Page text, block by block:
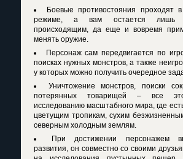
Боевые противостояния проходят в
режиме, а вам остается лишь
происходящим, да еще и вовремя
менять оружие.
Персонаж сам передвигается по
поисках нужных монстров, а также
у которых можно получить очередное
Уничтожение монстров, поиски
потерянных товарищей – все это
исследованию масштабного мира, где
цветущим тропикам, сухим
северным холодным землям.
При достижении персонажем
развития, он совместно со своими